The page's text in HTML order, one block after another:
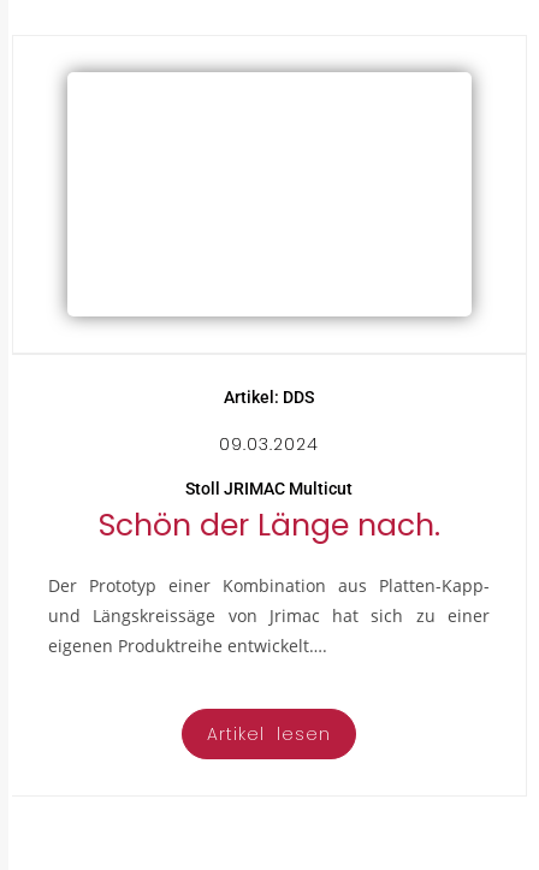
Artikel: DDS
09.03.2024
Stoll JRIMAC Multicut
Schön der Länge nach.
Der Prototyp einer Kombination aus Platten-Kapp-
und Längskreissäge von Jrimac hat sich zu einer
eigenen Produktreihe entwickelt….
Artikel lesen